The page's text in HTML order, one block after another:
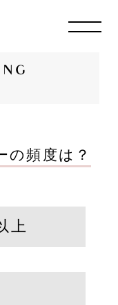
& 58 TH
の頻度は？
上